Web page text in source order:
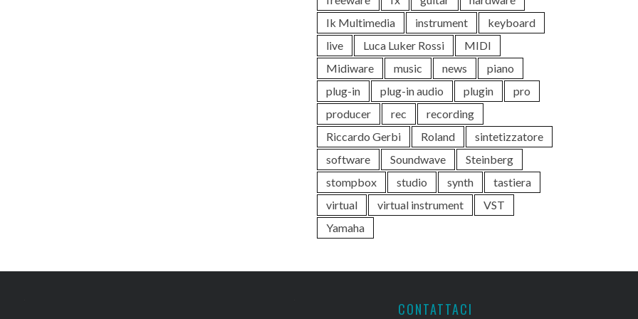
Ik Multimedia
instrument
keyboard
live
Luca Luker Rossi
MIDI
Midiware
music news
piano
plug-in
plug-in audio plugin
pro
producer
rec
recording
Riccardo Gerbi
Roland
sintetizzatore
software
Soundwave
Steinberg
stompbox
studio synth
tastiera
virtual
virtual instrument
VST
Yamaha
CONTATTACI